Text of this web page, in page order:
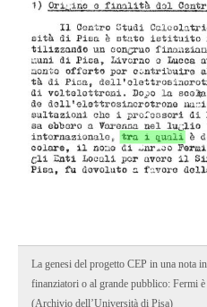
La genesi del progetto CEP in una nota
finanziatori o al grande pubblico: Fermi
(Archivio dell’Università di Pisa)